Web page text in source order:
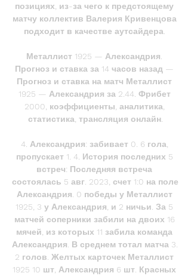
позициях, из-за чего к предстоящему
матчу коллектив Валерия Кривенцова
подходит в качестве аутсайдера.
Металлист 1925 — Александрия.
Прогноз и ставка за 14 часов назад —
Прогноз и ставка на матч Металлист
1925 — Александрия за 2.44. Фрибет
2000, коэффициенты, аналитика,
статистика, трансляция онлайн.
4. Александрия: забивает 0. 6 гола,
пропускает 1. 4. История последних 5
встреч: Последняя встреча
состоялась 5 авг. 2023, счет 1:0 на поле
Александрия. 0 победы у Металлист
1925, 3 у Александрия, и 2 ничьи. За 5
матчей соперники забили на двоих 16
мячей, из которых 11 забила команда
Александрия. В среднем тотал матча 3.
2 голов. Желтых карточек Металлист
1925 10 шт, Александрия 6 шт. Красных